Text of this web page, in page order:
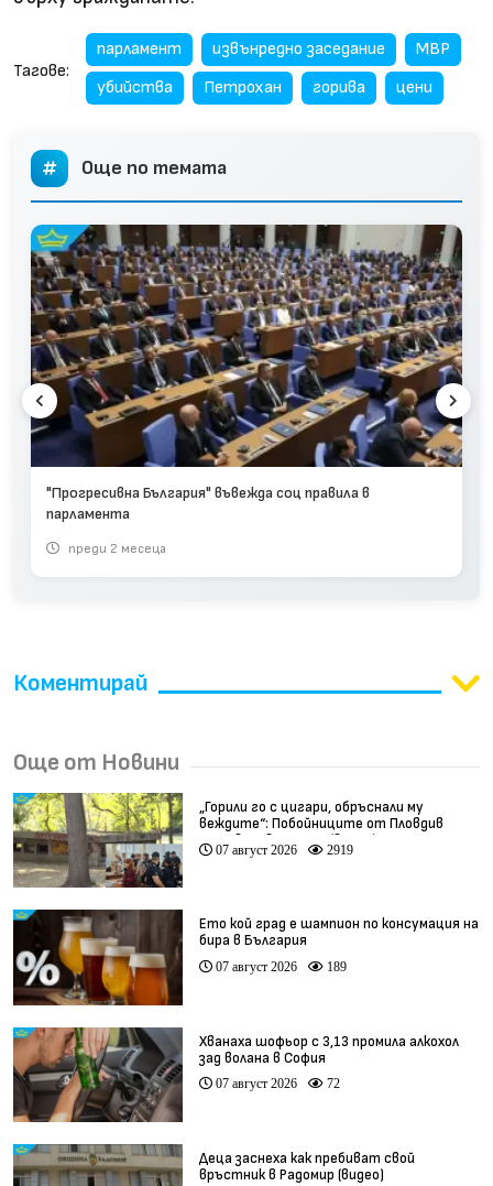
Тагове:
парламент извънредно заседание
МВР
убийства
Петрохан горива цени
Още по темата
"Прогресивна България" въвежда соц правила в
парламента
преди 2 месеца
Коментирай
Още от Новини
„Горили го с цигари, обръснали му
веждите“: Побойниците от Пловдив
остават в ареста (видео)
07 август 2026 2919
Ето кой град е шампион по консумация на
бира в България
07 август 2026 189
Хванаха шофьор с 3,13 промила алкохол
зад волана в София
07 август 2026 72
Деца заснеха как пребиват свой
връстник в Радомир (видео)